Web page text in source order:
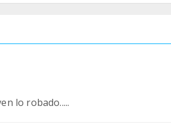
lo robado.....